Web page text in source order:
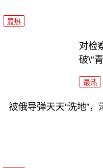
最热
对检
破\"
最热
被俄导弹天天“洗地”，